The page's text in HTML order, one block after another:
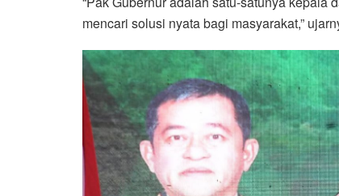
mencari solusi nyata bagi masyarakat,”